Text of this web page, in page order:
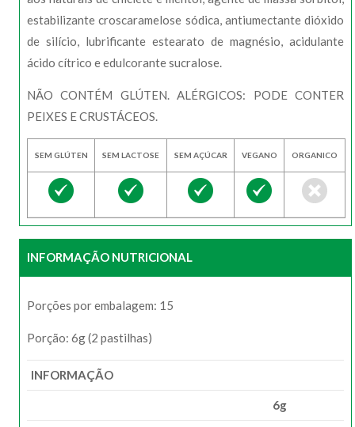
estabilizante croscaramelose sódica, antiumectante dióxido
de silício, lubrificante estearato de magnésio, acidulante
ácido cítrico e edulcorante sucralose.
NÃO CONTÉM GLÚTEN. ALÉRGICOS: PODE CONTER
PEIXES E CRUSTÁCEOS.
SEM GLÚTEN SEM LACTOSE SEM AÇÚCAR VEGANO ORGANICO
INFORMAÇÃO NUTRICIONAL
Porções por embalagem: 15
Porção: 6g (2 pastilhas)
INFORMAÇÃO
6g